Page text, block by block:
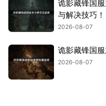
诡影藏锋国
与解决技巧！
2026-08-07
诡影藏锋国
2026-08-07